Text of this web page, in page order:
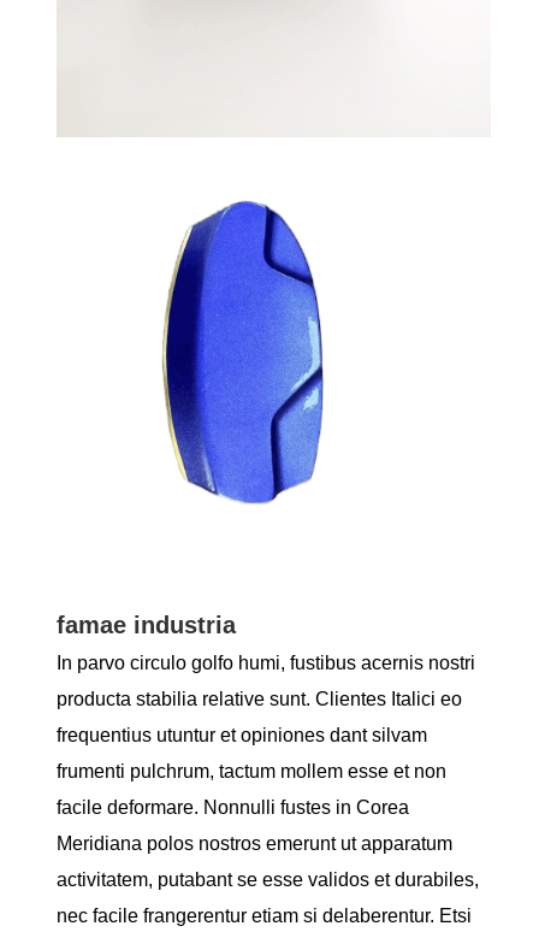
famae industria
In parvo circulo golfo humi, fustibus acernis nostri
producta stabilia relative sunt. Clientes Italici eo
frequentius utuntur et opiniones dant silvam
frumenti pulchrum, tactum mollem esse et non
facile deformare. Nonnulli fustes in Corea
Meridiana polos nostros emerunt ut apparatum
activitatem, putabant se esse validos et durabiles,
nec facile frangerentur etiam si delaberentur. Etsi